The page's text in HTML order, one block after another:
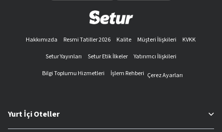
Hakkımızda Resmi Tatiller 2026 Kalite Müşteri İlişkileri
KVKK
Setur Yayınları
Setur Etik İlkeler
Yatırımcı İlişkileri
Bilgi Toplumu Hizmetleri
İşlem Rehberi Çerez Ayarları
Yurt İçi Oteller